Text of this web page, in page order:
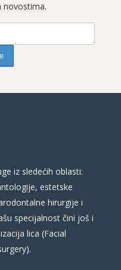
novostima.
iz sledećih oblasti:
estetske
hirurgije i
specijalnost čini još i
lica (Facial